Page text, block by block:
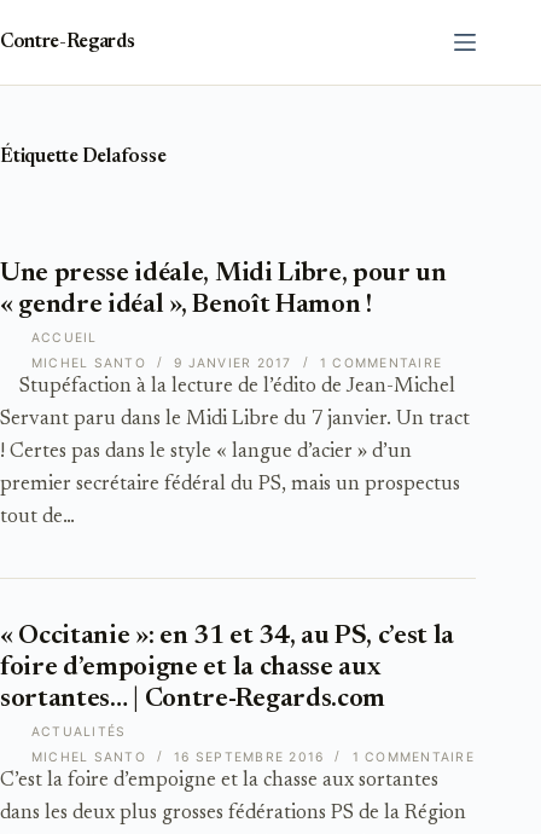
contenu
Contre-Regards
ÉtiquetteDelafosse
ACCUEIL
Une presse idéale, Midi Libre, pour un
« gendre idéal », Benoît Hamon !
Stupéfaction à la lecture de l’édito de Jean-Michel
Servant paru dans le Midi Libre du 7 janvier. Un tract
! Certes pas dans le style « langue d’acier » d’un
premier secrétaire fédéral du PS, mais un prospectus
tout de…
MICHEL SANTO 9 JANVIER 2017 1 COMMENTAIRE
ACTUALITÉS
« Occitanie »: en 31 et 34, au PS, c’est la
foire d’empoigne et la chasse aux
sortantes… | Contre-Regards.com
C’est la foire d’empoigne et la chasse aux sortantes
dans les deux plus grosses fédérations PS de la Région
MICHEL SANTO 16 SEPTEMBRE 2016 1 COMMENTAIRE